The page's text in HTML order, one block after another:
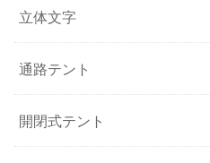
立体文字
通路テント
開閉式テント